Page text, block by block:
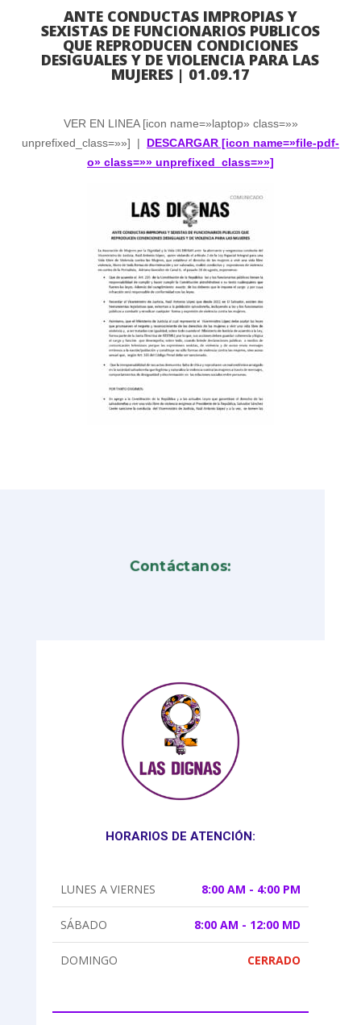
ANTE CONDUCTAS IMPROPIAS Y
SEXISTAS DE FUNCIONARIOS PUBLICOS
QUE REPRODUCEN CONDICIONES
DESIGUALES Y DE VIOLENCIA PARA LAS
MUJERES | 01.09.17
VER EN LINEA [icon name=»laptop» class=»»
unprefixed_class=»»] | DESCARGAR [icon name=»file-pdf-
o» class=»» unprefixed_class=»»]
Contáctanos:
HORARIOS DE ATENCIÓN:
LUNES A VIERNES 8:00 AM - 4:00 PM
SÁBADO 8:00 AM - 12:00 MD
DOMINGO CERRADO